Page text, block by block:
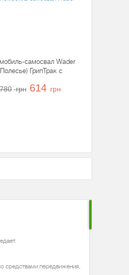
самосвал Wader
ГрипТрак с
780 грн 614 грн
средствами передвижения,